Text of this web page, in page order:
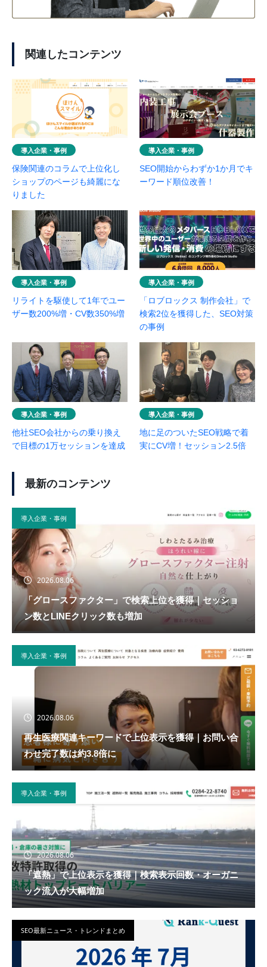
関連したコンテンツ
導入企業・事例
保険関連のコラムで上位化し
ショップのページも綺麗にな
りました
導入企業・事例
SEO開始からわずか1か月でキ
ーワード順位改善！
導入企業・事例
リライトを駆使して1年でユー
ザー数200%増・CV数350%増
導入企業・事例
「ロブロックス 制作会社」で
検索2位を獲得した、SEO対策
の事例
導入企業・事例
他社SEO会社からの乗り換え
で目標の1万セッションを達成
導入企業・事例
地に足のついたSEO戦略で着
実にCV増！セッション2.5倍
最新のコンテンツ
導入企業・事例
2026.08.06
「グロースファクター」で検索上位を獲得｜セッショ
ン数とLINEクリック数も増加
導入企業・事例
2026.08.06
再生医療関連キーワードで上位表示を獲得｜お問い合
わせ完了数は約3.8倍に
導入企業・事例
2026.08.06
「遮熱」で上位表示を獲得｜検索表示回数・オーガニ
ック流入が大幅増加
SEO最新ニュース・トレンドまとめ